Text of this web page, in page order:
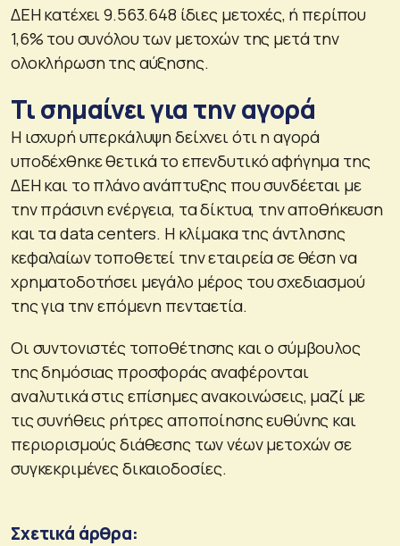
ΔΕΗ κατέχει 9.563.648 ίδιες μετοχές, ή περίπου
1,6% του συνόλου των μετοχών της μετά την
ολοκλήρωση της αύξησης.
Τι σημαίνει για την αγορά
Η ισχυρή υπερκάλυψη δείχνει ότι η αγορά
υποδέχθηκε θετικά το επενδυτικό αφήγημα της
ΔΕΗ και το πλάνο ανάπτυξης που συνδέεται με
την πράσινη ενέργεια, τα δίκτυα, την αποθήκευση
και τα data centers. Η κλίμακα της άντλησης
κεφαλαίων τοποθετεί την εταιρεία σε θέση να
χρηματοδοτήσει μεγάλο μέρος του σχεδιασμού
της για την επόμενη πενταετία.
Οι συντονιστές τοποθέτησης και ο σύμβουλος
της δημόσιας προσφοράς αναφέρονται
αναλυτικά στις επίσημες ανακοινώσεις, μαζί με
τις συνήθεις ρήτρες αποποίησης ευθύνης και
περιορισμούς διάθεσης των νέων μετοχών σε
συγκεκριμένες δικαιοδοσίες.
Σχετικά άρθρα: